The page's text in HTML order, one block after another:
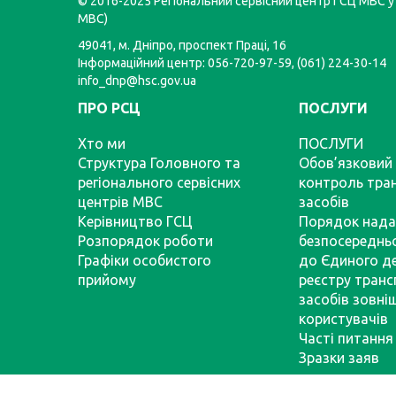
МВС)
49041, м. Дніпро, проспект Праці, 16
Інформаційний центр: 056-720-97-59, (061) 224-30-14
info_dnp@hsc.gov.ua
ПРО РСЦ
Хто ми
Структура Головного та
регіонального сервісних
центрів МВС
Керівництво ГСЦ
Розпорядок роботи
Графіки особистого
прийому
ПОСЛУГИ
ПОСЛУГИ
Обов’язковий
контроль
засобів
Порядок
до Єдиного
реєстру
засобів
користувачів
Часті питання
Зразки заяв